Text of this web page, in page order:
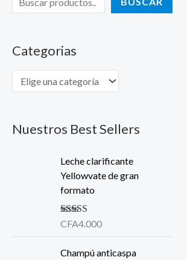
Categorias
Nuestros Best Sellers
Leche clarificante
Yellowvate de gran
formato
Valorado en
CFA4.000
Champú anticaspa